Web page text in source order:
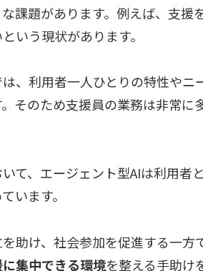
課題があります。例えば、支援
いう現状があります。
、利用者一人ひとりの特性や
そのため支援員の業務は非常に
て、エージェント型AIは利用者
います。
助け、社会参加を促進する一方
集中できる環境を整える手助け